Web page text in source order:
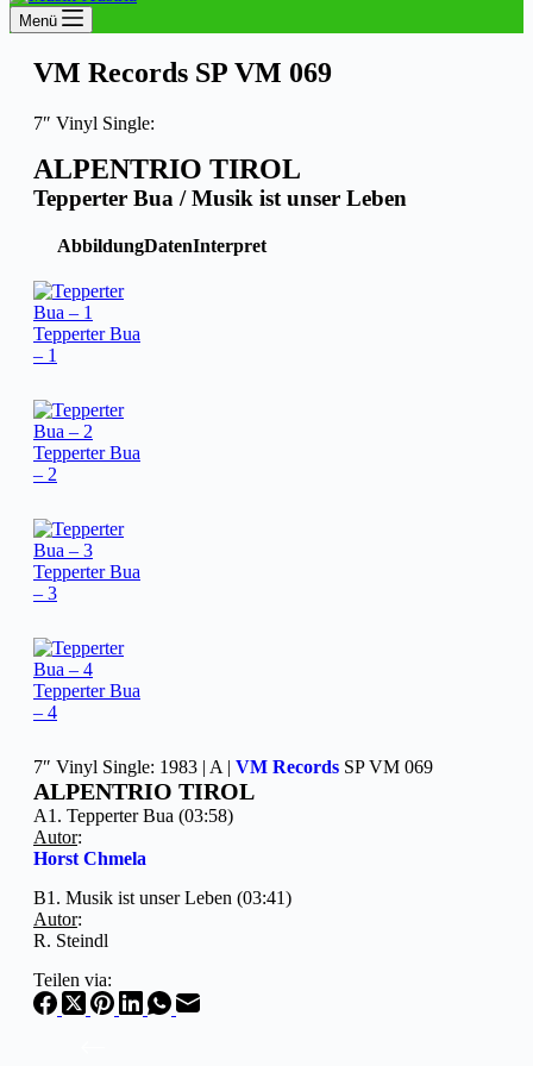
Menü
VM Records SP VM 069
7″ Vinyl Single:
ALPENTRIO TIROL
Tepperter Bua / Musik ist unser Leben
AbbildungDatenInterpret
Tepperter Bua
– 1
Tepperter Bua
– 2
Tepperter Bua
– 3
Tepperter Bua
– 4
7″ Vinyl Single: 1983 | A | VM Records SP VM 069
ALPENTRIO TIROL
A1. Tepperter Bua (03:58)
Autor:
Horst Chmela
B1. Musik ist unser Leben (03:41)
Autor:
R. Steindl
Teilen via: